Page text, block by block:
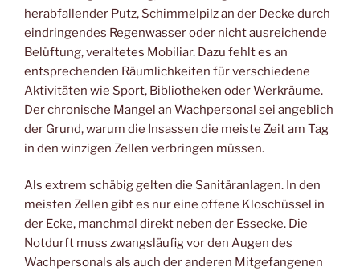
herabfallender Putz, Schimmelpilz an der Decke durch
eindringendes Regenwasser oder nicht ausreichende
Belüftung, veraltetes Mobiliar. Dazu fehlt es an
entsprechenden Räumlichkeiten für verschiedene
Aktivitäten wie Sport, Bibliotheken oder Werkräume.
Der chronische Mangel an Wachpersonal sei angeblich
der Grund, warum die Insassen die meiste Zeit am Tag
in den winzigen Zellen verbringen müssen.
Als extrem schäbig gelten die Sanitäranlagen. In den
meisten Zellen gibt es nur eine offene Kloschüssel in
der Ecke, manchmal direkt neben der Essecke. Die
Notdurft muss zwangsläufig vor den Augen des
Wachpersonals als auch der anderen Mitgefangenen